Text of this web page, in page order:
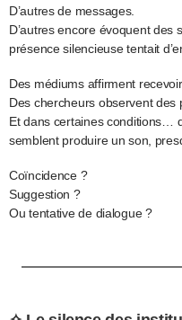
D’autres de messages.
D’autres encore évoquent des
présence silencieuse tentait
Des médiums affirment
Des chercheurs observent des
Et dans certaines conditions…
semblent produire un son,
Coïncidence ?
Suggestion ?
Ou tentative de dialogue ?